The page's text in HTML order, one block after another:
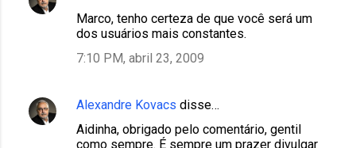
Marco, tenho certeza de que você será um
dos usuários mais constantes.
7:10 PM, abril 23, 2009
Alexandre Kovacs disse…
Aidinha, obrigado pelo comentário, gentil
como sempre. É sempre um prazer divulgar